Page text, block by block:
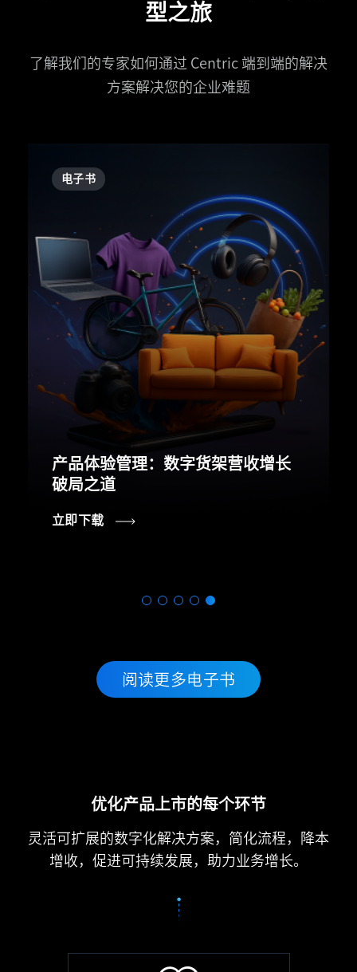
型之旅
了解我们的专家如何通过 Centric 端到端的解决
方案解决您的企业难题
电子书
产品体验管理：数字货架营收增长
破局之道
立即下载
阅读更多电子书
优化产品上市的每个环节
灵活可扩展的数字化解决方案，简化流程，降本
增收，促进可持续发展，助力业务增长。